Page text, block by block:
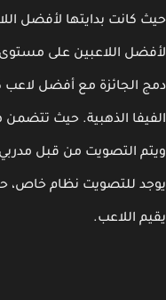
كانت بدايتها لأفضل
الجائزة مع أفضل لاعب
الذهبية. حيث تتضمن
التصويت من قبل مدربي
للتصويت نظام خاص،
اللاعب.